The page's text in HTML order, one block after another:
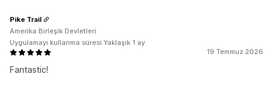
19 Temmuz 2026
Fantastic!
Pike Trail
Amerika Birleşik Devletleri
Uygulamayı kullanma süresi:Yaklaşık 1 ay